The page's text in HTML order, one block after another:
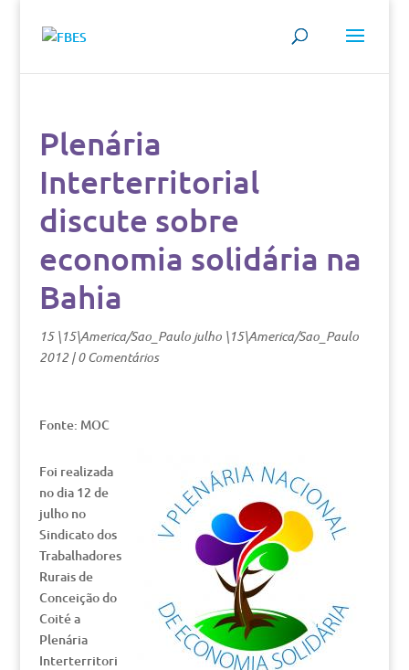
Plenária
Interterritorial
discute sobre
economia solidária na
Bahia
15 \15\America/Sao_Paulo julho \15\America/Sao_Paulo
2012|0 Comentários
Fonte: MOC
Foi realizada
no dia 12 de
julho no
Sindicato dos
Trabalhadores
Rurais de
Conceição do
Coité a
Plenária
Interterritori